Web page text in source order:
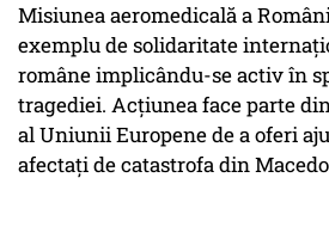
Misiunea aeromedicală a
exemplu de solidaritate
române implicându-se activ în
tragediei. Acțiunea face parte
al Uniunii Europene de a oferi
afectați de catastrofa din